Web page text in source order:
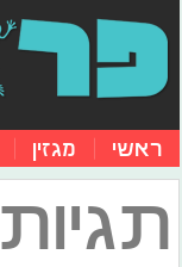
ראשי מגזין
תגיות